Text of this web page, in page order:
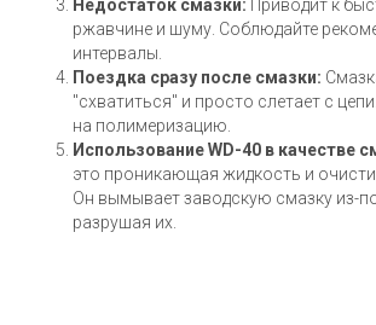
Недостаток смазки: Приводит к
ржавчине и шуму. Соблюдайте
интервалы.
Поездка сразу после смазки:
"схватиться" и просто слетает с
на полимеризацию.
Использование WD-40 в качестве
это проникающая жидкость и
Он вымывает заводскую смазку из-
разрушая их.